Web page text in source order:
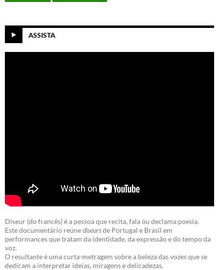
ASSISTA
Diseur (do francês) é a pessoa que recita, fala ou declama poesia.
Este documentário reúnediseursde Portugal e Brasil em
performances que tratam da identidade, da expressão e do tempo da
voz.
O resultante é uma curta-metragem sobre a beleza das vozes que se
dedicam a interpretar ideias, miragens e delicadezas.